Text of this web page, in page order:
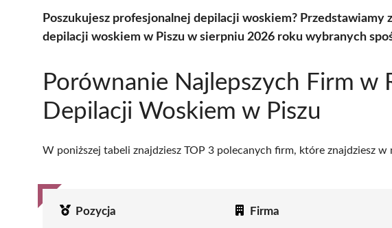
Poszukujesz profesjonalnej depilacji woskiem? Przedstawiamy
depilacji woskiem w Piszu w sierpniu 2026 roku wybranych
Porównanie Najlepszych Firm w
Depilacji Woskiem w Piszu
W poniższej tabeli znajdziesz TOP 3 polecanych firm, które znajdziesz w
Pozycja Firma